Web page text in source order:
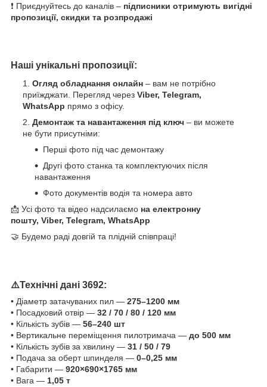
❗ Приєднуйтесь до каналів – підписники отримують вигідні
пропозиції, скидки та розпродажі
Наші унікальні пропозиції:
Огляд обладнання онлайн – вам не потрібно
приїжджати. Перегляд через Viber, Telegram,
WhatsApp прямо з офісу.
Демонтаж та навантаження під ключ – ви можете
не бути присутніми:
Перші фото під час демонтажу
Другі фото станка та комплектуючих після
навантаження
Фото документів водія та номера авто
📩 Усі фото та відео надсилаємо на електронну
пошту, Viber, Telegram, WhatsApp
🤝 Будемо раді довгій та плідній співпраці!
⚠️Технічні дані 3692:
• Діаметр затачуваних пил — 275–1200 мм
• Посадковий отвір — 32 / 70 / 80 / 120 мм
• Кількість зубів — 56–240 шт
• Вертикальне переміщення пилотримача — до 500 мм
• Кількість зубів за хвилину — 31 / 50 / 79
• Подача за оберт шпинделя — 0–0,25 мм
• Габарити — 920×690×1765 мм
• Вага — 1,05 т